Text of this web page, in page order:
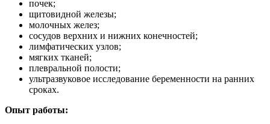
почек;
щитовидной железы;
молочных желез;
сосудов верхних и нижних конечностей;
лимфатических узлов;
мягких тканей;
плевральной полости;
ультразвуковое исследование беременности на ранних
сроках.
Опыт работы: